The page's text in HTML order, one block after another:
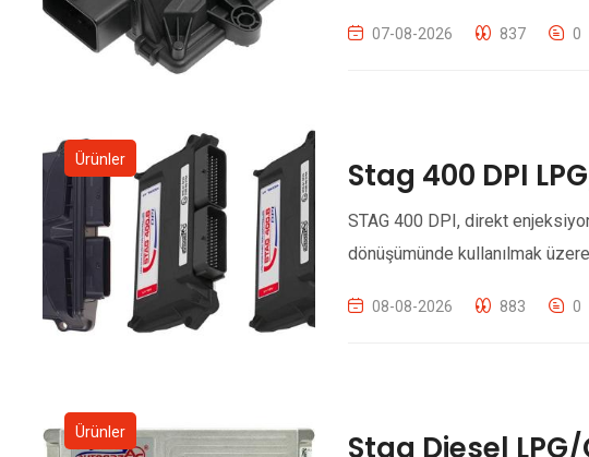
07-08-2026 837 0
Ürünler Stag 400 DPI
STAG 400 DPI, direkt
dönüşümünde kullanılmak
08-08-2026 883 0
Ürünler Stag Diesel LPG/